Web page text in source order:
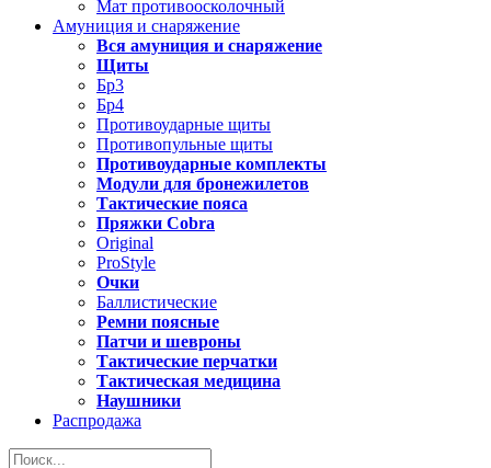
Мат противоосколочный
Амуниция и снаряжение
Вся амуниция и снаряжение
Щиты
Бр3
Бр4
Противоударные щиты
Противопульные щиты
Противоударные комплекты
Модули для бронежилетов
Тактические пояса
Пряжки Cobra
Original
ProStyle
Очки
Баллистические
Ремни поясные
Патчи и шевроны
Тактические перчатки
Тактическая медицина
Наушники
Распродажа